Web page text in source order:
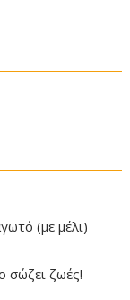
(με μέλι)
σώζει ζωές!